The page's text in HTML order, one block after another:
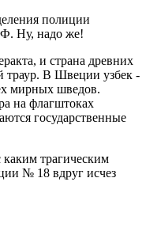
полиции
Ну, надо же!
и страна древних
траур. В Швеции узбек -
мирных шведов.
на флагштоках
государственные
каким трагическим
№ 18 вдруг исчез